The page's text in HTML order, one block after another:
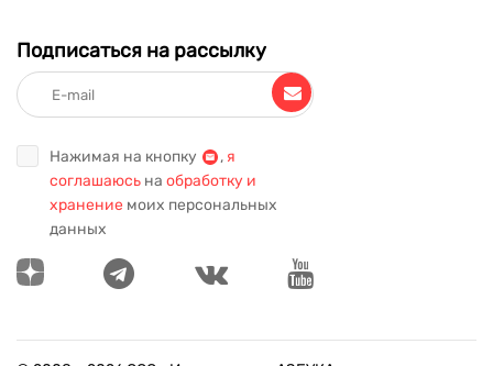
Подписаться на рассылку
Нажимая на кнопку , я
соглашаюсь на обработку и
хранение моих персональных
данных